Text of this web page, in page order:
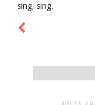
sing, sing.